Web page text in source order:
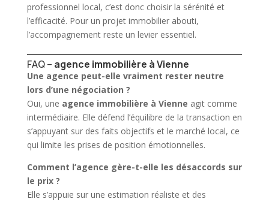
professionnel local, c’est donc choisir la sérénité et
l’efficacité. Pour un projet immobilierabouti,
l’accompagnement reste un levier essentiel.
FAQ – agence immobilière à Vienne
Une agence peut-elle vraiment rester neutre
lors d’une négociation ?
Oui, une agence immobilière à Vienne agit comme
intermédiaire. Elle défend l’équilibre de la transaction en
s’appuyant sur des faits objectifs et le marché local, ce
qui limite les prises de position émotionnelles.
Comment l’agence gère-t-elle les désaccords sur
le prix ?
Elle s’appuie sur une estimation réaliste et des